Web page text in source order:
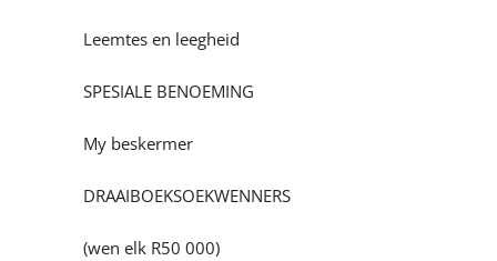
Leemtes en leegheid
SPESIALE BENOEMING
My beskermer
DRAAIBOEKSOEKWENNERS
(wen elk R50 000)